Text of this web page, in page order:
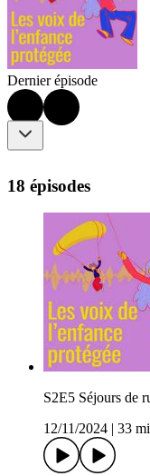
Dernier épisode
18 épisodes
S2E5 Séjours de
12/11/2024
33